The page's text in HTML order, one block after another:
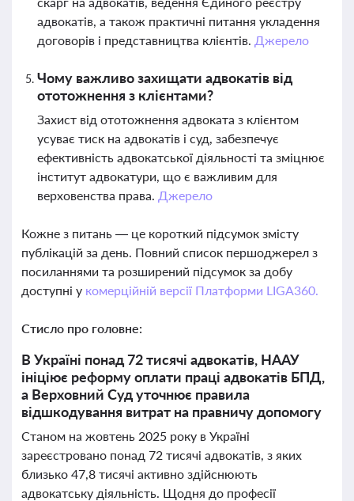
адвокатів, а також практичні питання укладення
договорів і представництва клієнтів. Джерело
Чому важливо захищати адвокатів від
ототожнення з клієнтами?
Захист від ототожнення адвоката з клієнтом
усуває тиск на адвокатів і суд, забезпечує
ефективність адвокатської діяльності та зміцнює
інститут адвокатури, що є важливим для
верховенства права. Джерело
Кожне з питань — це короткий підсумок змісту
публікацій за день. Повний список першоджерел з
посиланнями та розширений підсумок за добу
доступні у комерційній версії Платформи LIGA360.
Стисло про головне:
В Україні понад 72 тисячі адвокатів, НААУ
ініціює реформу оплати праці адвокатів БПД,
а Верховний Суд уточнює правила
відшкодування витрат на правничу допомогу
Станом на жовтень 2025 року в Україні
зареєстровано понад 72 тисячі адвокатів, з яких
близько 47,8 тисячі активно здійснюють
адвокатську діяльність. Щодня до професії